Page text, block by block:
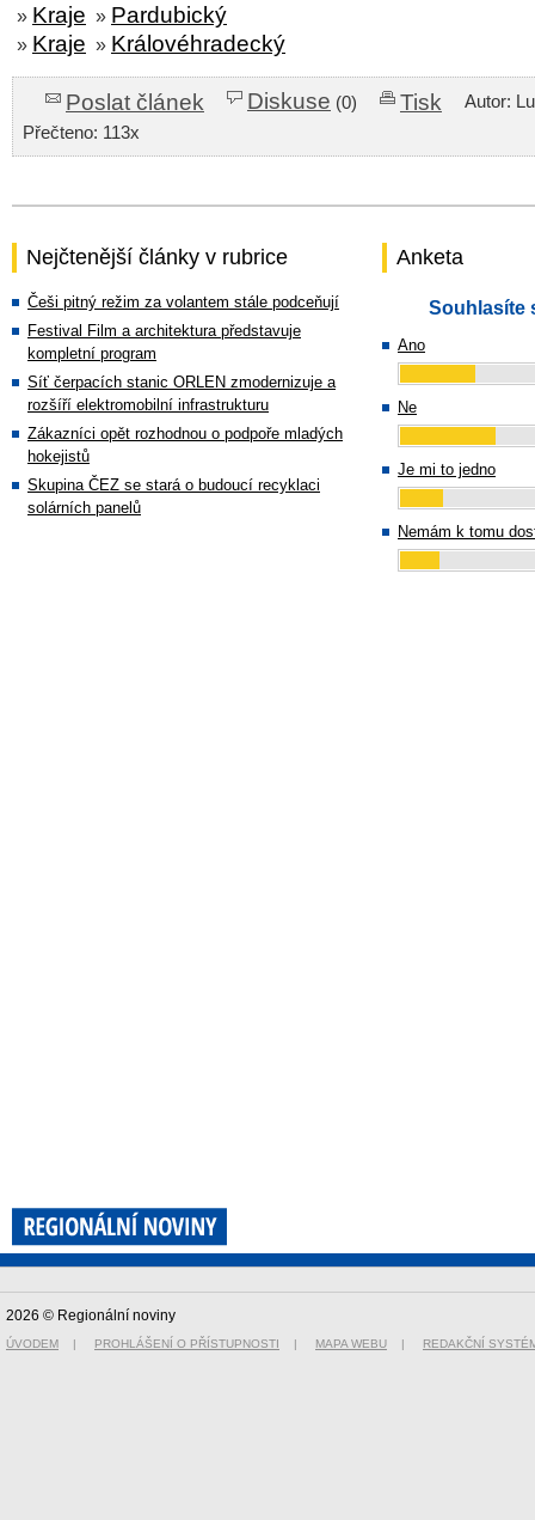
» Kraje » Pardubický
» Kraje » Královéhradecký
Poslat článek Diskuse (0) Tisk
Autor:
Přečteno: 113x
Nejčtenější články v rubrice
Češi pitný režim za volantem stále podceňují
Festival Film a architektura představuje
kompletní program
Síť čerpacích stanic ORLEN zmodernizuje a
rozšíří elektromobilní infrastrukturu
Zákazníci opět rozhodnou o podpoře mladých
hokejistů
Skupina ČEZ se stará o budoucí recyklaci
solárních panelů
Anketa
Souhlasíte
Ano
Ne
Je mi to jedno
Nemám k tomu
2026 © Regionální noviny
ÚVODEM | PROHLÁŠENÍ O PŘÍSTUPNOSTI | MAPA WEBU | REDAKČNÍ